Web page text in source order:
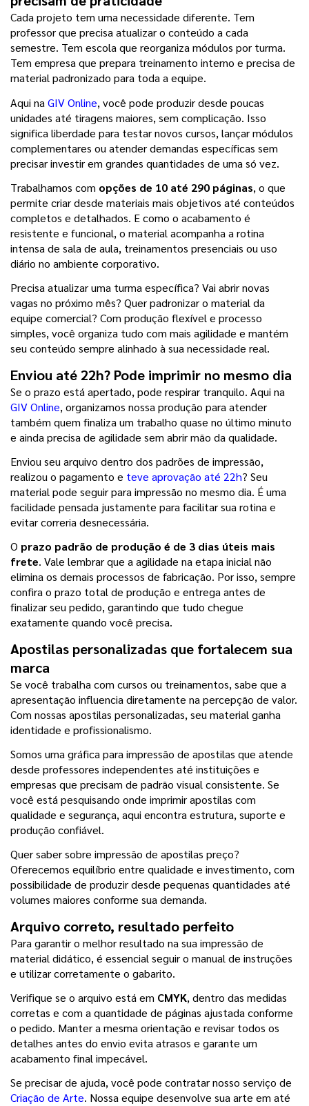
Cada projeto tem uma necessidade diferente. Tem
professor que precisa atualizar o conteúdo a cada
semestre. Tem escola que reorganiza módulos por turma.
Tem empresa que prepara treinamento interno e precisa de
material padronizado para toda a equipe.
Aqui na GIV Online, você pode produzir desde poucas
unidades até tiragens maiores, sem complicação. Isso
significa liberdade para testar novos cursos, lançar módulos
complementares ou atender demandas específicas sem
precisar investir em grandes quantidades de uma só vez.
Trabalhamos com opções de 10 até 290 páginas, o que
permite criar desde materiais mais objetivos até conteúdos
completos e detalhados. E como o acabamento é
resistente e funcional, o material acompanha a rotina
intensa de sala de aula, treinamentos presenciais ou uso
diário no ambiente corporativo.
Precisa atualizar uma turma específica? Vai abrir novas
vagas no próximo mês? Quer padronizar o material da
equipe comercial? Com produção flexível e processo
simples, você organiza tudo com mais agilidade e mantém
seu conteúdo sempre alinhado à sua necessidade real.
Enviou até 22h? Pode imprimir no mesmo dia
GIV Online, organizamos nossa produção para atender
também quem finaliza um trabalho quase no último minuto
e ainda precisa de agilidade sem abrir mão da qualidade.
Enviou seu arquivo dentro dos padrões de impressão,
realizou o pagamento e teve aprovação até 22h? Seu
material pode seguir para impressão no mesmo dia. É uma
facilidade pensada justamente para facilitar sua rotina e
evitar correria desnecessária.
O prazo padrão de produção é de 3 dias úteis mais
frete. Vale lembrar que a agilidade na etapa inicial não
elimina os demais processos de fabricação. Por isso, sempre
confira o prazo total de produção e entrega antes de
finalizar seu pedido, garantindo que tudo chegue
exatamente quando você precisa.
Apostilas personalizadas que fortalecem sua
marca
Se você trabalha com cursos ou treinamentos, sabe que a
apresentação influencia diretamente na percepção de valor.
Com nossas apostilas personalizadas, seu material ganha
identidade e profissionalismo.
Somos uma gráfica para impressão de apostilas que atende
desde professores independentes até instituições e
empresas que precisam de padrão visual consistente. Se
você está pesquisando onde imprimir apostilas com
qualidade e segurança, aqui encontra estrutura, suporte e
produção confiável.
Quer saber sobre impressão de apostilas preço?
Oferecemos equilíbrio entre qualidade e investimento, com
possibilidade de produzir desde pequenas quantidades até
volumes maiores conforme sua demanda.
Arquivo correto, resultado perfeito
Para garantir o melhor resultado na sua impressão de
material didático, é essencial seguir o manual de instruções
e utilizar corretamente o gabarito.
Verifique se o arquivo está em CMYK, dentro das medidas
corretas e com a quantidade de páginas ajustada conforme
o pedido. Manter a mesma orientação e revisar todos os
detalhes antes do envio evita atrasos e garante um
acabamento final impecável.
Criação de Arte. Nossa equipe desenvolve sua arte em até